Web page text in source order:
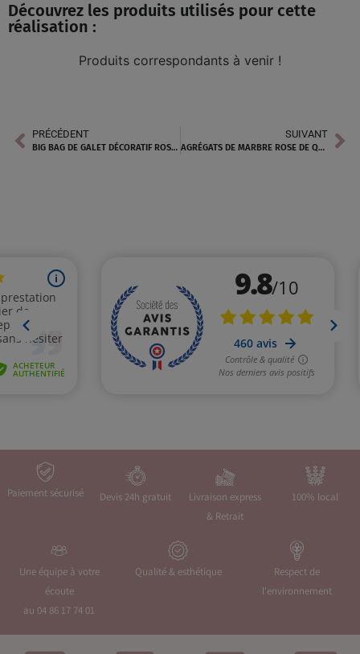
Découvrez les produits utilisés pour cette
réalisation :
Produits correspondants à venir !
PRÉCÉDENT
BIG BAG DE GALET DÉCORATIF ROSE À AGAY
SUIVANT
AGRÉGATS DE MARBRE ROSE DE QUALITÉ, LIVRÉS À DOMICILE PRÈS DE CARSAN
Paiement sécurisé Devis 24h gratuit
Livraison express
& Retrait
100% local
Une équipe à votre
écoute
au 04 86 17 74 01
Qualité & esthétique
Respect de
l'environnement